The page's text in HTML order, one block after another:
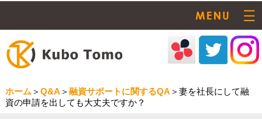
ホーム ＞ Q&A ＞ 融資サポートに関するQA ＞妻を社長にして融
資の申請を出しても大丈夫ですか？